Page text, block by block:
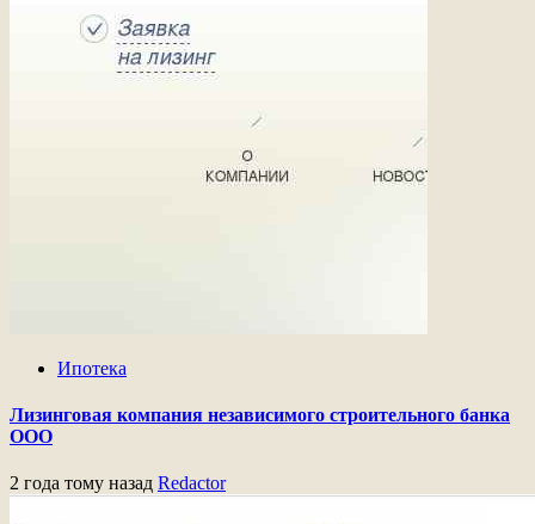
Ипотека
Лизинговая компания независимого строительного банка
ООО
2 года тому назад Redactor